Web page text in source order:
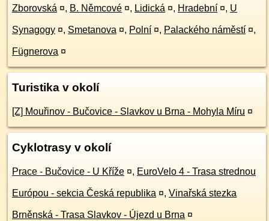
Zborovská ¤, B. Němcové ¤, Lidická ¤, Hradební ¤, U
Synagogy ¤, Smetanova ¤, Polní ¤, Palackého náměstí ¤,
Fügnerova ¤
Turistika v okolí
[Z] Mouřinov - Bučovice - Slavkov u Brna - Mohyla Míru ¤
Cyklotrasy v okolí
Prace - Bučovice - U Kříže ¤, EuroVelo 4 - Trasa strednou
Európou - sekcia Česká republika ¤, Vinařská stezka
Brněnská - Trasa Slavkov - Újezd u Brna ¤